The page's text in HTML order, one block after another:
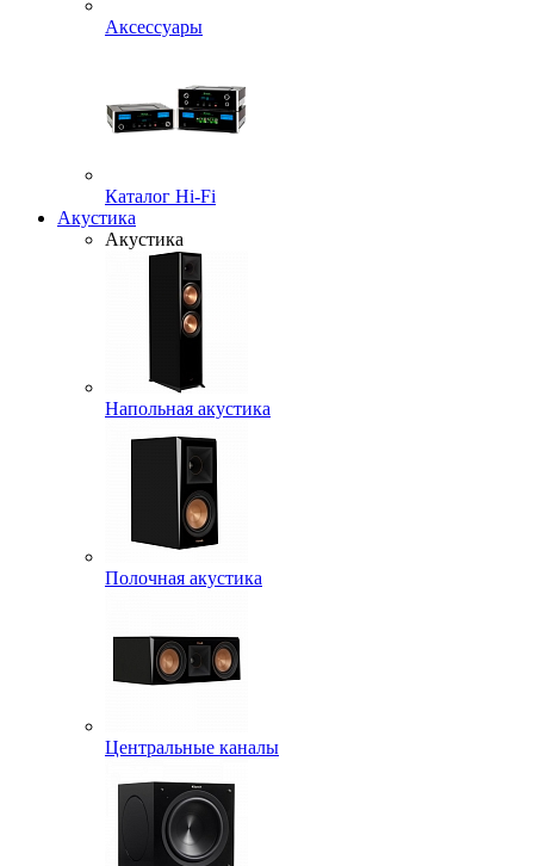
Аксессуары
Каталог Hi-Fi
Акустика
Акустика
Напольная акустика
Полочная акустика
Центральные каналы